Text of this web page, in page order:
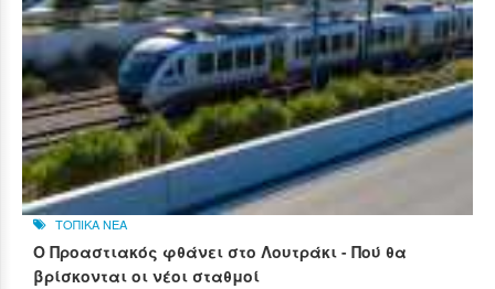
ΤΟΠΙΚΑ ΝΕΑ
Ο Προαστιακός φθάνει στο Λουτράκι - Πού θα
βρίσκονται οι νέοι σταθμοί